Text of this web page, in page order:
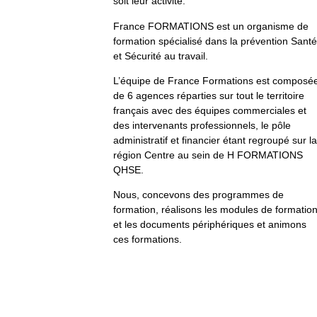
France FORMATIONS est un organisme de
formation spécialisé dans la prévention Santé
et Sécurité au travail.
L’équipe de France Formations est
de 6 agences réparties sur tout le territoire
français avec des équipes commerciales et
des intervenants professionnels, le pôle
administratif et financier étant regroupé sur la
région Centre au sein de H FORMATIONS
QHSE.
Nous, concevons des programmes de
formation, réalisons les modules de formation
et les documents périphériques et animons
ces formations.